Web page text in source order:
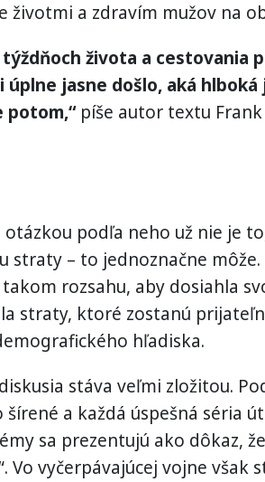
životmi a zdravím mužov na
týždňoch života a cestovania
jasne došlo, aká hlboká
potom,“píše autor textu Frank
otázkou podľa neho už nie je
straty – to jednoznačne
rozsahu, aby dosiahla
straty, ktoré zostanú
hľadiska.
stáva veľmi zložitou.
a každá úspešná séria
sa prezentujú ako dôkaz,
Vo vyčerpávajúcej vojne však